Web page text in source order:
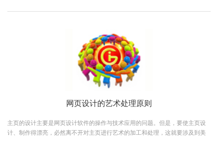
网页设计的艺术处理原则
主页的设计主要是网页设计软件的操作与技术应用的问题。但是，要使主页设
计、制作得漂亮，必然离不开对主页进行艺术的加工和处理，这就要涉及到美